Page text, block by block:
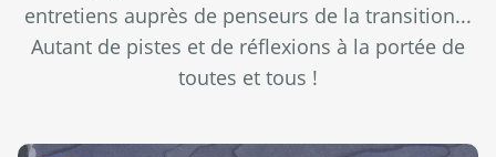
entretiens auprès de penseurs de la transition...
Autant de pistes et de réflexions à la portée de
toutes et tous !